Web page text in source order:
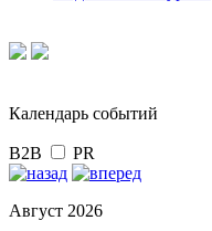
Календарь событий
B2B PR
Август 2026